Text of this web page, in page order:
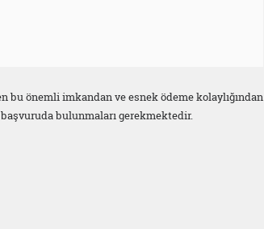
bu önemli imkandan ve esnek ödeme kolaylığından
bulunmaları gerekmektedir.